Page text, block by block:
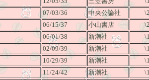
07/03/36 中央公論社
06/15/37 小山書店
06/01/38 新潮社
02/09/39 新潮社
10/29/39 新潮社
11/24/42 新潮社